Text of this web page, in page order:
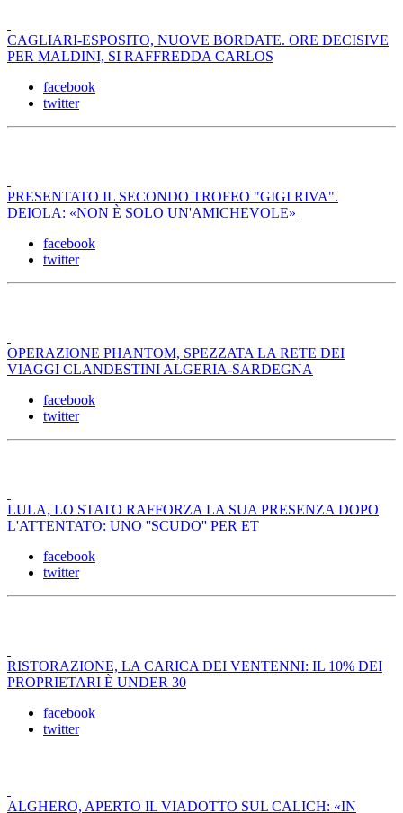
CAGLIARI-ESPOSITO, NUOVE BORDATE. ORE DECISIVE
PER MALDINI, SI RAFFREDDA CARLOS
facebook
twitter
PRESENTATO IL SECONDO TROFEO "GIGI RIVA".
DEIOLA: «NON È SOLO UN'AMICHEVOLE»
facebook
twitter
OPERAZIONE PHANTOM, SPEZZATA LA RETE DEI
VIAGGI CLANDESTINI ALGERIA-SARDEGNA
facebook
twitter
LULA, LO STATO RAFFORZA LA SUA PRESENZA DOPO
L'ATTENTATO: UNO ''SCUDO'' PER ET
facebook
twitter
RISTORAZIONE, LA CARICA DEI VENTENNI: IL 10% DEI
PROPRIETARI È UNDER 30
facebook
twitter
ALGHERO, APERTO IL VIADOTTO SUL CALICH: «IN